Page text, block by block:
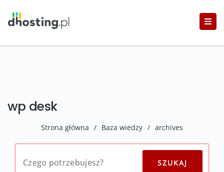
wp desk
Strona główna / Baza wiedzy / archives